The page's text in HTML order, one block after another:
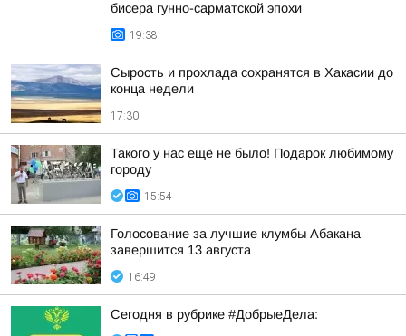
бисера гунно-сарматской эпохи
19:38
Сырость и прохлада сохранятся в Хакасии до
конца недели
17:30
Такого у нас ещё не было! Подарок любимому
городу
15:54
Голосование за лучшие клумбы Абакана
завершится 13 августа
16:49
Сегодня в рубрике #ДобрыеДела: